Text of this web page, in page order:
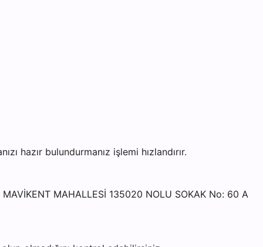
hazır bulundurmanız işlemi hızlandırır.
MAHALLESİ 135020 NOLU SOKAK No: 60 A